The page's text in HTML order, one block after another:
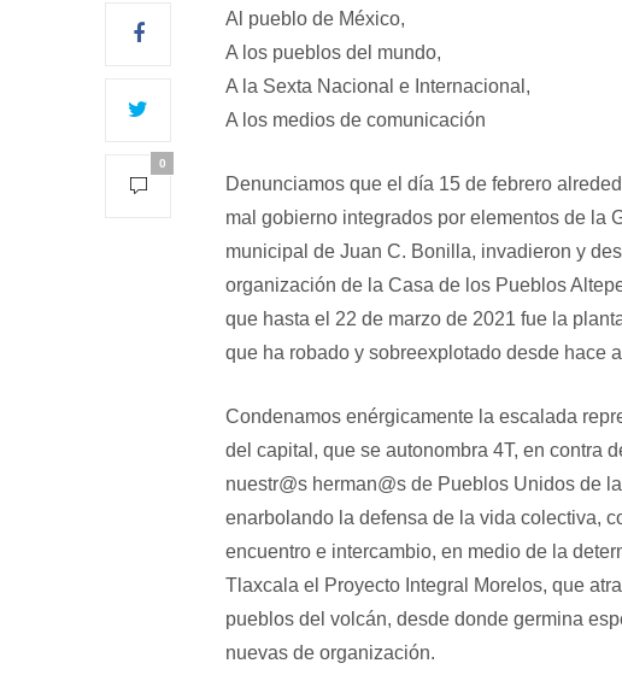
0
Al pueblo de México,
A los pueblos del mundo,
A la Sexta Nacional e Internacional,
A los medios de comunicación
Denunciamos que el día 15 de febrero
mal gobierno integrados por elementos de la
municipal de Juan C. Bonilla, invadieron y
organización de la Casa de los Pueblos
que hasta el 22 de marzo de 2021 fue la
que ha robado y sobreexplotado desde hace
Condenamos enérgicamente la escalada
del capital, que se autonombra 4T, en contra
nuestr@s herman@s de Pueblos Unidos de
enarbolando la defensa de la vida colectiva,
encuentro e intercambio, en medio de la
Tlaxcala el Proyecto Integral Morelos, que
pueblos del volcán, desde donde germina
nuevas de organización.